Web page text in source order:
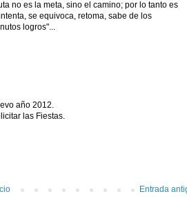
no es la meta, sino el camino; por lo tanto es
se equivoca, retoma, sabe de los
logros"...
año 2012.
las Fiestas.
Entrada